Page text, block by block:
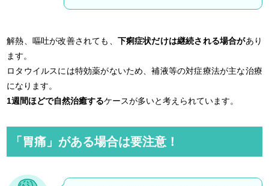
解熱、嘔吐が改善されても、 下痢症状だけは継続される場合があり
ます。
ロタウイルスには特効薬がないため、補液等の対症療法が主な治療
になります。
1週間ほどで自然治癒するケースが多いと考えられています。
「胃痛」がある場合は要注意！